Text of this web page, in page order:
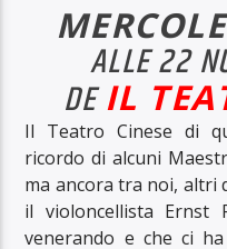
ALLE 22
DEIL
Il Teatro Cinese di
ricordo di alcuni
ma ancora tra noi, altri
il violoncellista Ernst
venerando e che ci